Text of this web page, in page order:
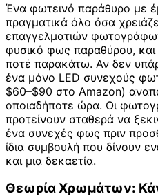
Ένα φωτεινό παράθυρο με
πραγματικά όλο όσα
επαγγελματιών
φυσικό φως παραθύρου,
ποτέ παρακάτω. Αν δεν
ένα μόνο LED συνεχούς
$60–$90 στο Amazon)
οποιαδήποτε ώρα. Οι
προτείνουν σταθερά να
ένα συνεχές φως πριν
ίδια συμβουλή που δίνουν
και μια δεκαετία.
Θεωρία Χρωμάτων: